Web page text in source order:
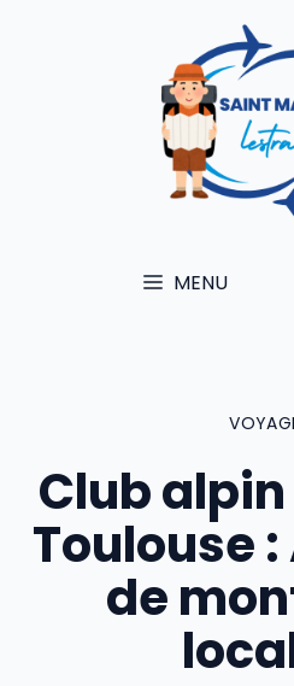
MENU
Club
Toulouse
de